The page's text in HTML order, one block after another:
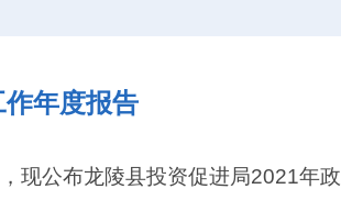
年度报告
现公布龙陵县投资促进局2021年政